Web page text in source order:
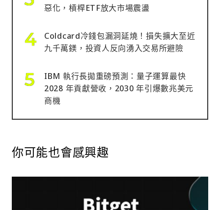
惡化，槓桿ETF放大市場震盪
Coldcard冷錢包漏洞延燒！損失擴大至近
九千萬鎂，投資人反向湧入交易所避險
IBM 執行長拋重磅預測：量子運算最快
2028 年貢獻營收，2030 年引爆數兆美元
商機
你可能也會感興趣